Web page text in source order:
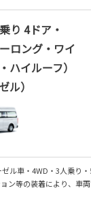
り 4ドア・
ーロング・ワイ
ハイルーフ）
ル）
ル車・4WD・3人乗り
ン等の装着により、車